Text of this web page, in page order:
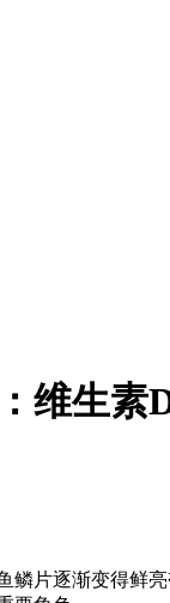
维生素
鳞片逐渐变得鲜